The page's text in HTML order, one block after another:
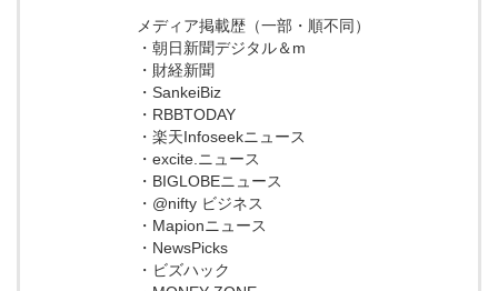
メディア掲載歴（一部・順不同）
・朝日新聞デジタル＆m
・財経新聞
・SankeiBiz
・RBBTODAY
・楽天Infoseekニュース
・excite.ニュース
・BIGLOBEニュース
・@nifty ビジネス
・Mapionニュース
・NewsPicks
・ビズハック